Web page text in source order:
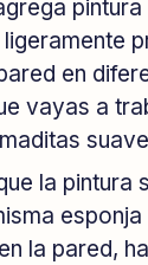
en
vayas a
la pintura
la pared,